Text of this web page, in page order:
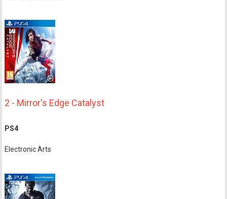
2 - Mirror's Edge Catalyst
PS4
Electronic Arts